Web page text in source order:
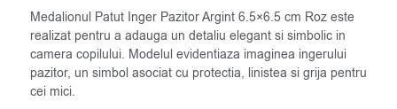
Medalionul Patut Inger Pazitor Argint 6.5×6.5 cm Roz este
realizat pentru a adauga un detaliu elegant si simbolic in
camera copilului. Modelul evidentiaza imaginea ingerului
pazitor, un simbol asociat cu protectia, linistea si grija pentru
cei mici.